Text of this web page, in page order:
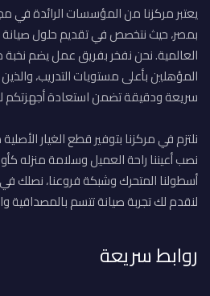
يعتبر مركزنا من المؤسسات الرائدة في
بمصر، حيث نتخصص في تقديم حلول صيانة
العالمية. نحن نفخر بفريق عمل يضم
المؤهلين بأعلى مستويات التدريب،
سريعة ودقيقة تضمن استعادة أجهزتكم
نلتزم في مركزنا بتوفير قطع الغيار
نصب أعيننا راحة العميل وسلامة منزله
أسطولنا المتحرك وشبكة فروعنا، نصلك
لنقدم لك تجربة صيانة تتسم بالمصداقية
روابط سريعة